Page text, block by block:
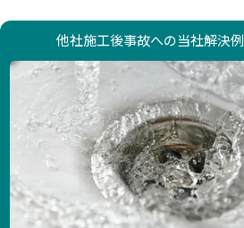
他社施工後事故への当社解決例